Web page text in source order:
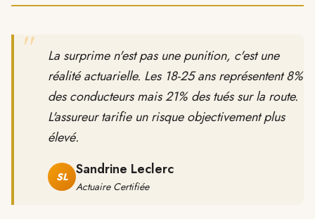
"
La surprime n'est pas une punition, c'est une
réalité actuarielle. Les 18-25 ans représentent 8%
des conducteurs mais 21% des tués sur la route.
L'assureur tarifie un risque objectivement plus
élevé.
SL Sandrine Leclerc
Actuaire Certifiée